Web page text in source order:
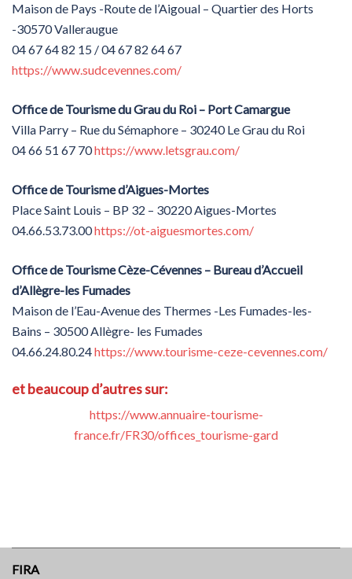
Maison de Pays -Route de l’Aigoual – Quartier des Horts
-30570 Valleraugue
04 67 64 82 15 / 04 67 82 64 67
https://www.sudcevennes.com/
Office de Tourisme du Grau du Roi – Port Camargue
Villa Parry – Rue du Sémaphore – 30240 Le Grau du Roi
04 66 51 67 70https://www.letsgrau.com/
Office de Tourisme d’Aigues-Mortes
Place Saint Louis – BP 32 – 30220 Aigues-Mortes
04.66.53.73.00https://ot-aiguesmortes.com/
Office de Tourisme Cèze-Cévennes – Bureau d’Accueil
d’Allègre-les Fumades
Maison de l’Eau-Avenue des Thermes -Les Fumades-les-
Bains – 30500 Allègre- les Fumades
04.66.24.80.24https://www.tourisme-ceze-cevennes.com/
et beaucoup d’autres sur:
https://www.annuaire-tourisme-
france.fr/FR30/offices_tourisme-gard
FIRA